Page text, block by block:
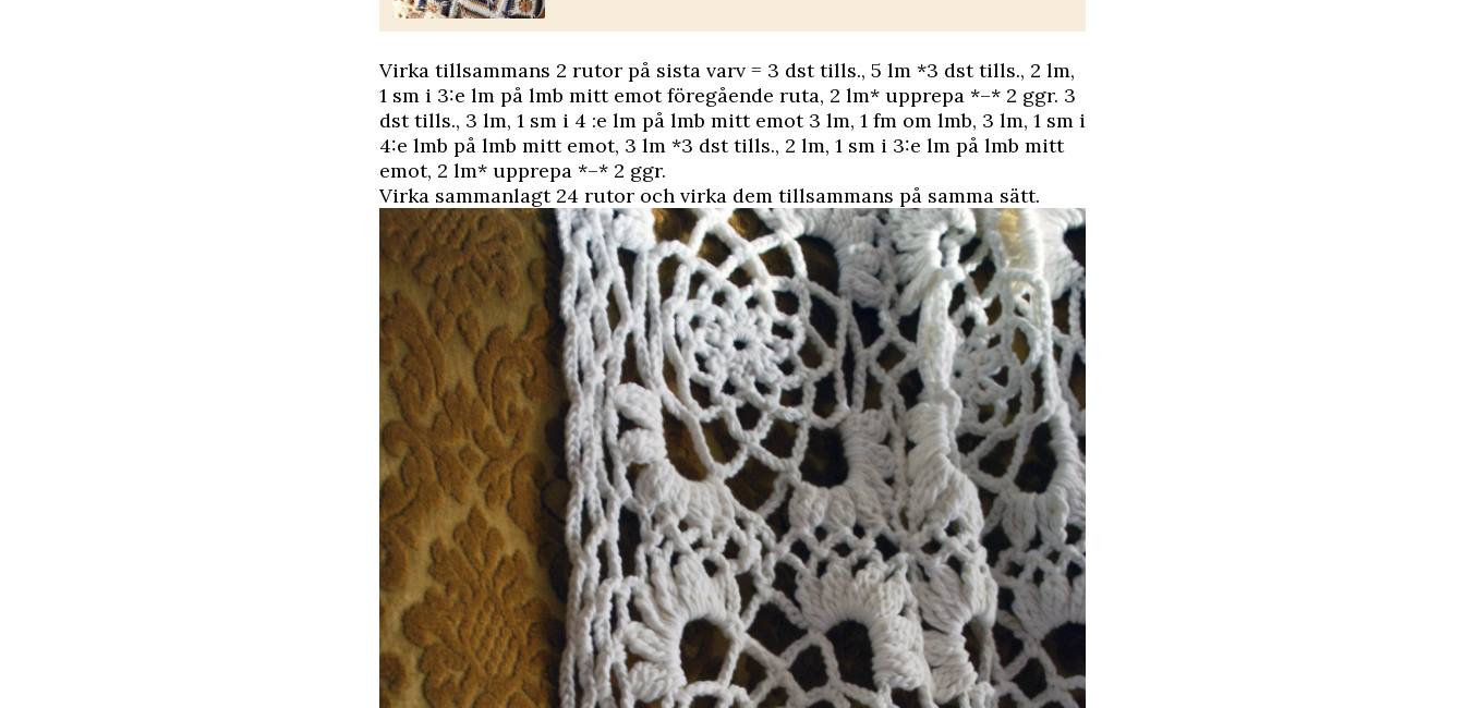
Virka tillsammans 2 rutor på sista varv = 3 dst tills., 5 lm *3 dst tills., 2 lm,
1 sm i 3:e lm på lmb mitt emot föregående ruta, 2 lm* upprepa *–* 2 ggr. 3
dst tills., 3 lm, 1 sm i 4 :e lm på lmb mitt emot 3 lm, 1 fm om lmb, 3 lm, 1 sm i
4:e lmb på lmb mitt emot, 3 lm *3 dst tills., 2 lm, 1 sm i 3:e lm på lmb mitt
emot, 2 lm* upprepa *–* 2 ggr.
Virka sammanlagt 24 rutor och virka dem tillsammans på samma sätt.